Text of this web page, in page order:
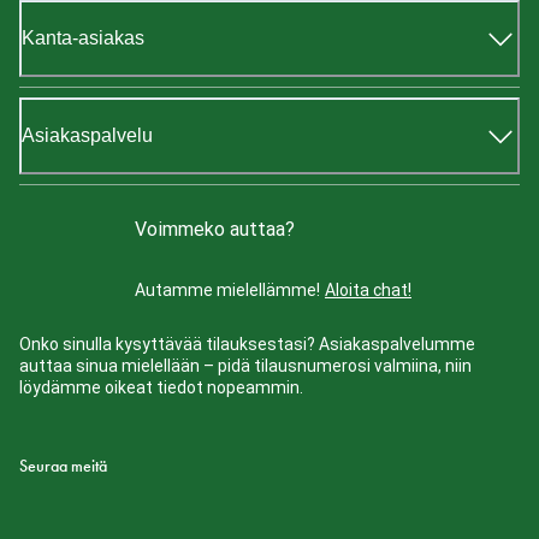
Kanta-asiakas
Asiakaspalvelu
Voimmeko auttaa?
Autamme mielellämme! Aloita chat!
Onko sinulla kysyttävää tilauksestasi? Asiakaspalvelumme
auttaa sinua mielellään – pidä tilausnumerosi valmiina, niin
löydämme oikeat tiedot nopeammin.
Seuraa meitä